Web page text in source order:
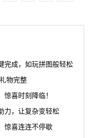
完成，如玩拼图般轻松
物完整
喜时刻降临！
力，让复杂变轻松
惊喜连连不停歇